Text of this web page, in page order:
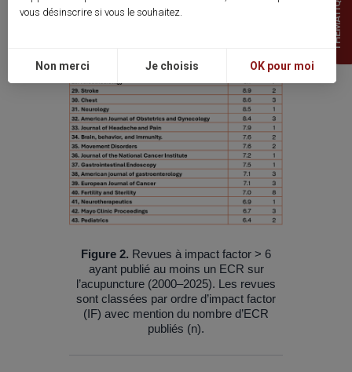
Figure 2. Revues à impact factor > 6
ayant publié au moins un ECR sur
l’acupuncture (2000–2025). Les revues
sont classées par ordre d’impact factor
(IF) avec mention du nombre d’ECR
publiés (n).
THEMATIQUES
vous désinscrire si vous le souhaitez.
Non merci Je choisis OK pour moi